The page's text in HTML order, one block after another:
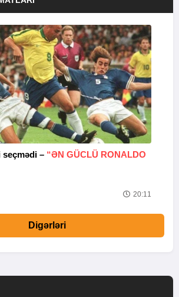
seçmədi – “ƏN GÜCLÜ RONALDO
20:11
Digərləri